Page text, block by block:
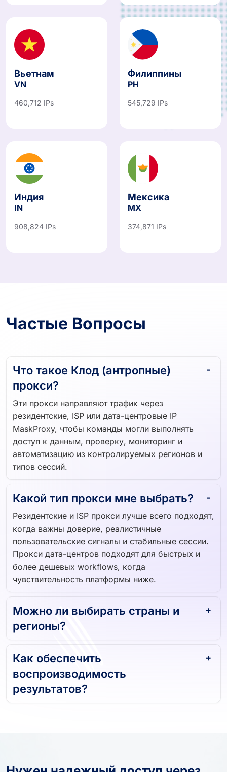
Вьетнам
VN
460,712 IPs
Филиппины
PH
545,729 IPs
Индия
IN
908,824 IPs
Мексика
MX
374,871 IPs
Частые Вопросы
Что такое Клод (антропные)
прокси?
Эти прокси направляют трафик через
резидентские, ISP или дата-центровые IP
MaskProxy, чтобы команды могли выполнять
доступ к данным, проверку, мониторинг и
автоматизацию из контролируемых регионов и
типов сессий.
Какой тип прокси мне выбрать?
Резидентские и ISP прокси лучше всего подходят,
когда важны доверие, реалистичные
пользовательские сигналы и стабильные сессии.
Прокси дата-центров подходят для быстрых и
более дешевых workflows, когда
чувствительность платформы ниже.
Можно ли выбирать страны и
регионы?
Как обеспечить
воспроизводимость
результатов?